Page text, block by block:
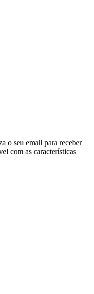
o seu email para receber
com as características